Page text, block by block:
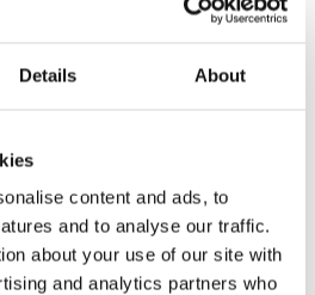
Details About
content and ads, to
and to analyse our traffic.
about your use of our site with
and analytics partners who
open the fuel door without keys.